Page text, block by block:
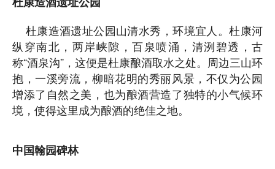
杜康造酒遗址公园山清水秀，环境宜人。杜康河
纵穿南北，两岸峡隙，百泉喷涌，清洌碧透，古
称“酒泉沟”，这便是杜康酿酒取水之处。周边三山环
抱，一溪旁流，柳暗花明的秀丽风景，不仅为公园
增添了自然之美，也为酿酒营造了独特的小气候环
境，使得这里成为酿酒的绝佳之地。
中国翰园碑林